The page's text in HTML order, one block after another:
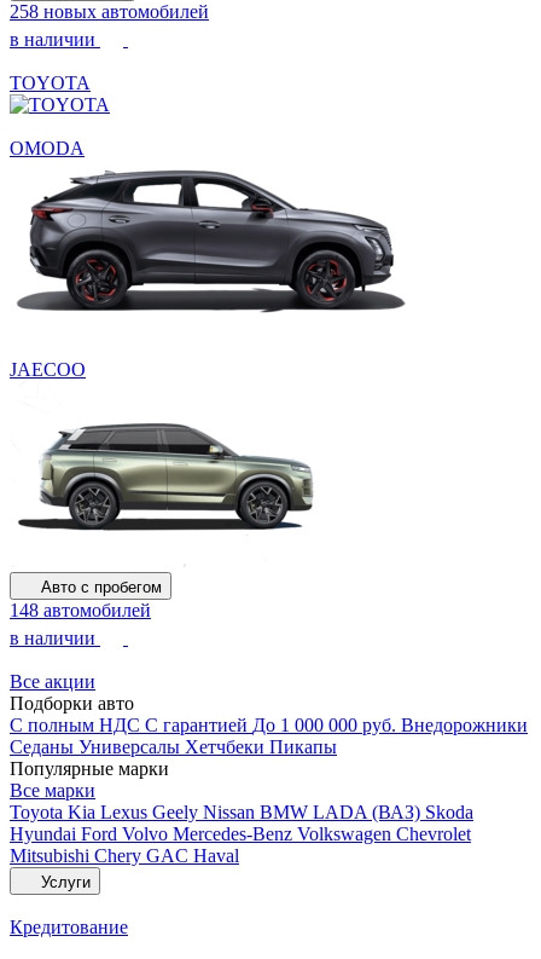
258 новых автомобилей
в наличии
TOYOTA
OMODA
JAECOO
Авто с пробегом
148 автомобилей
в наличии
Все акции
Подборки авто
С полным НДС С гарантией До 1 000 000 руб. Внедорожники
Седаны Универсалы Хетчбеки Пикапы
Популярные марки
Все марки
Toyota Kia Lexus Geely Nissan BMW LADA (ВАЗ) Skoda
Hyundai Ford Volvo Mercedes-Benz Volkswagen Chevrolet
Mitsubishi Chery GAC Haval
Услуги
Кредитование